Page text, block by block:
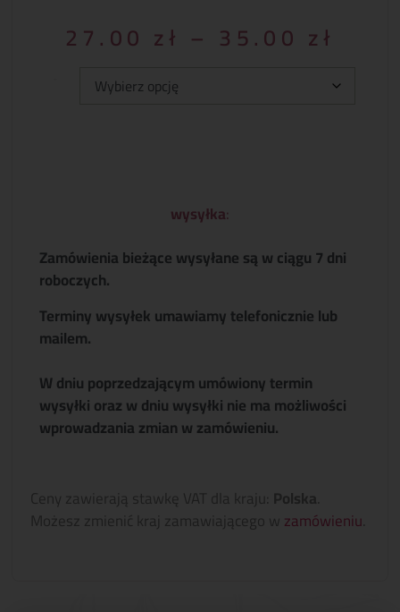
27.00 zł – 35.00 zł
wysyłka:
Zamówienia bieżące wysyłane są w ciągu 7 dni
roboczych.
Terminy wysyłek umawiamy telefonicznie lub
mailem.
W dniu poprzedzającym umówiony termin
wysyłki oraz w dniu wysyłki nie ma możliwości
wprowadzania zmian w zamówieniu.
Ceny zawierają stawkę VAT dla kraju: Polska
Możesz zmienić kraj zamawiającego wzamówieniu